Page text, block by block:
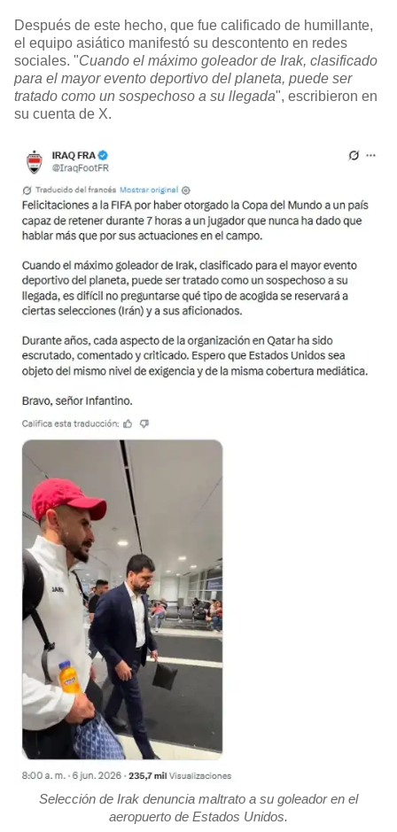
Después de este hecho, que fue calificado de humillante,
el equipo asiático manifestó su descontento en redes
sociales. "Cuando el máximo goleador de Irak, clasificado
para el mayor evento deportivo del planeta, puede ser
tratado como un sospechoso a su llegada", escribieron en
su cuenta de X.
Selección de Irak denuncia maltrato a su goleador en el
aeropuerto de Estados Unidos.